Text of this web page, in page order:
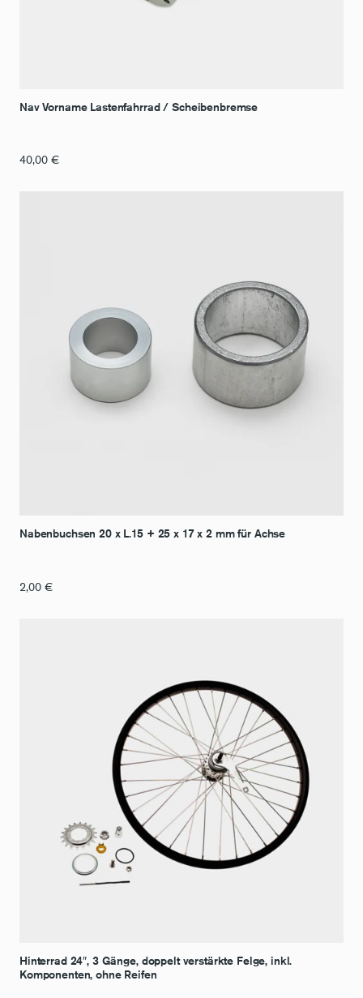
Nav Vorname Lastenfahrrad / Scheibenbremse
40,00 €
Nabenbuchsen 20 x L.15 + 25 x 17 x 2 mm für Achse
2,00 €
Hinterrad 24″, 3 Gänge, doppelt verstärkte Felge, inkl.
Komponenten, ohne Reifen